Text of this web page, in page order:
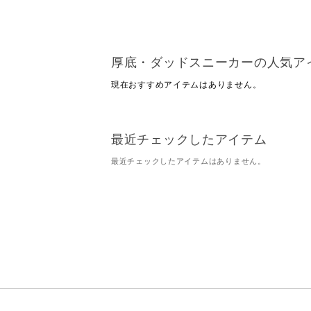
厚底・ダッドスニーカーの人気ア
現在おすすめアイテムはありません。
最近チェックしたアイテム
最近チェックしたアイテムはありません。